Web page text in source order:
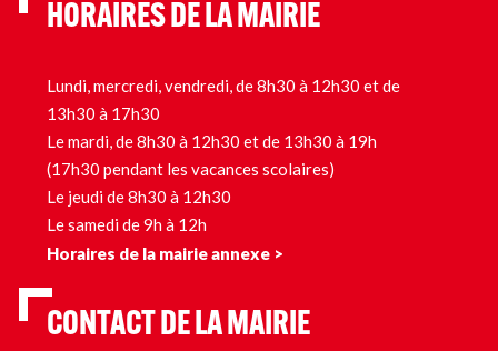
HORAIRES DE LA MAIRIE
Lundi, mercredi, vendredi, de 8h30 à 12h30 et de
13h30 à 17h30
Le mardi, de 8h30 à 12h30 et de 13h30 à 19h
(17h30 pendant les vacances scolaires)
Le jeudi de 8h30 à 12h30
Le samedi de 9h à 12h
Horaires de la mairie annexe >
CONTACT DE LA MAIRIE